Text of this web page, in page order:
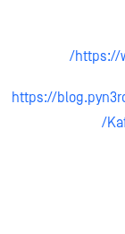
https://
https://